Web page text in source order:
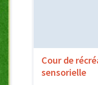
Cour de
sensorielle